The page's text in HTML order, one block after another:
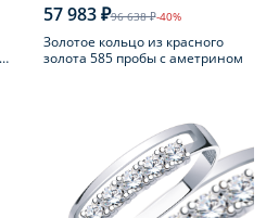
57 983 ₽96 638 ₽-40%
Золотое кольцо из красного
золота 585 пробы с аметрином